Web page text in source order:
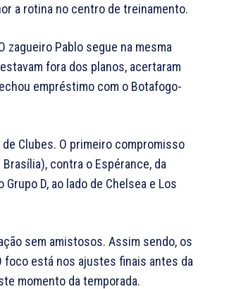
a rotina no centro de treinamento.
Pablo segue na mesma
fora dos planos, acertaram
empréstimo com o Botafogo-
Clubes. O primeiro compromisso
contra o Espérance, da
D, ao lado de Chelsea e Los
sem amistosos. Assim sendo, os
foco está nos ajustes finais antes da
momento da temporada.